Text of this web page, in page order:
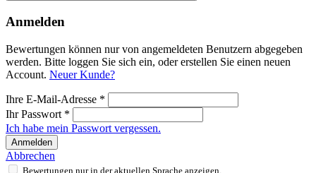
Anmelden
Bewertungen können nur von angemeldeten Benutzern abgegeben
werden. Bitte loggen Sie sich ein, oder erstellen Sie einen neuen
Account. Neuer Kunde?
Ihre E-Mail-Adresse *
Ihr Passwort *
Ich habe mein Passwort vergessen.
Anmelden
Abbrechen
Bewertungen nur in der aktuellen Sprache anzeigen.